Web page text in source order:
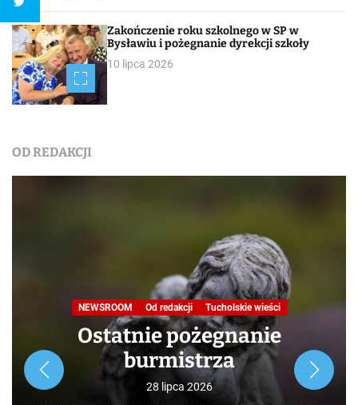
Zakończenie roku szkolnego w SP w
Bysławiu i pożegnanie dyrekcji szkoły
10 lipca 2026
OD REDAKCJI
NEWSROOM Od redakcji Tucholskie wieści
Ostatnie pożegnanie
burmistrza
28 lipca 2026